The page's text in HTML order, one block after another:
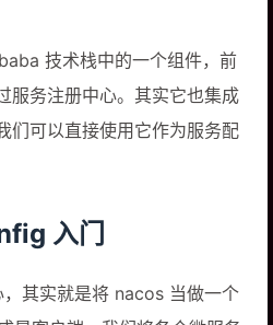
技术栈中的一个组件，前
服务注册中心。其实它也集成
们可以直接使用它作为服务配
入门
其实就是将 nacos 当做一个